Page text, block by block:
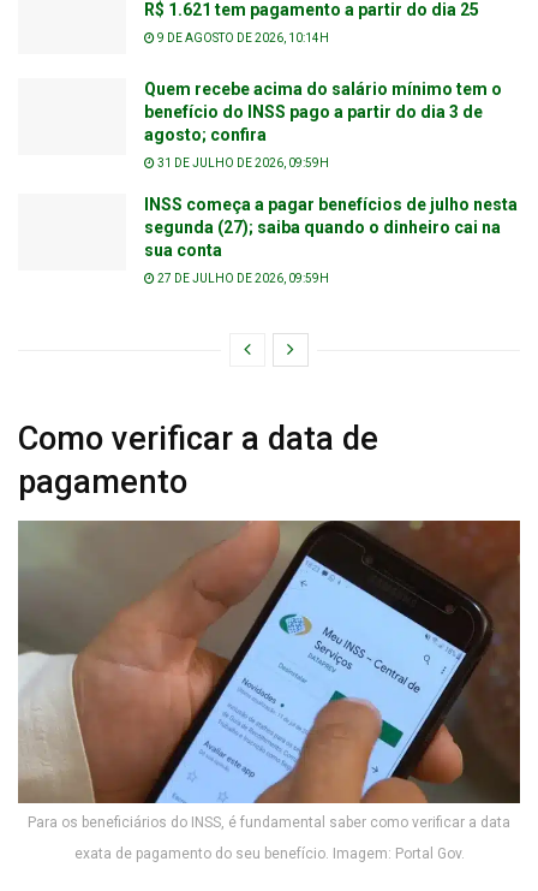
R$ 1.621 tem pagamento a partir do dia 25
9 DE AGOSTO DE 2026, 10:14H
Quem recebe acima do salário mínimo tem o
benefício do INSS pago a partir do dia 3 de
agosto; confira
31 DE JULHO DE 2026, 09:59H
INSS começa a pagar benefícios de julho nesta
segunda (27); saiba quando o dinheiro cai na
sua conta
27 DE JULHO DE 2026, 09:59H
Como verificar a data de
pagamento
Para os beneficiários do INSS, é fundamental saber como verificar a data
exata de pagamento do seu benefício. Imagem: Portal Gov.